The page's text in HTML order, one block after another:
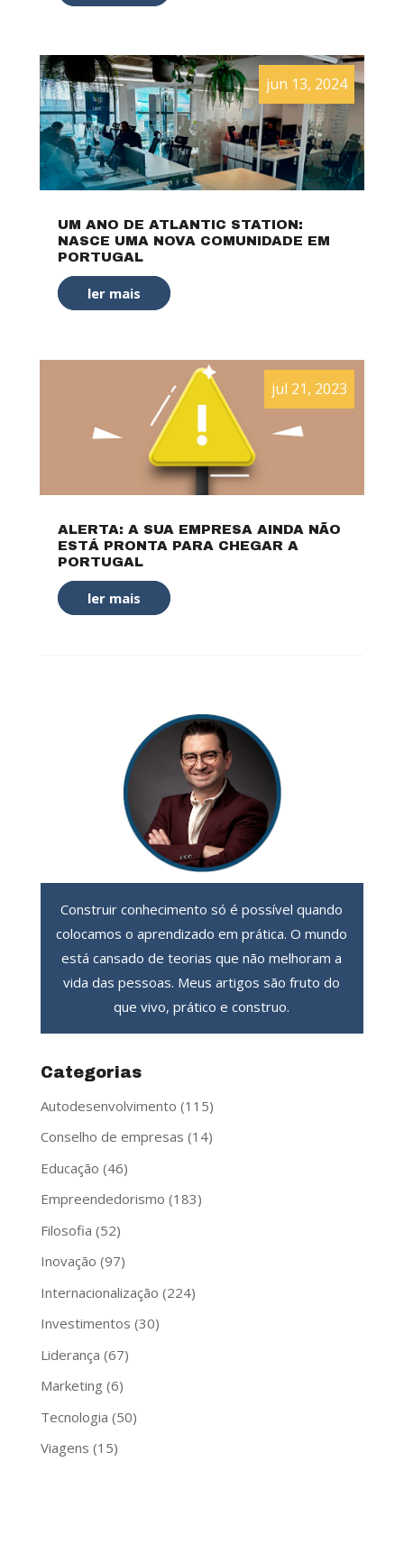
UM ANO DE ATLANTIC STATION:
NASCE UMA NOVA COMUNIDADE EM
PORTUGAL
jun 13, 2024
ler mais
ALERTA: A SUA EMPRESA AINDA NÃO
ESTÁ PRONTA PARA CHEGAR A
PORTUGAL
jul 21, 2023
ler mais
Construir conhecimento só é possível quando
colocamos o aprendizado em prática. O mundo
está cansado de teorias que não melhoram a
vida das pessoas. Meus artigos são fruto do
que vivo, prático e construo.
Categorias
Autodesenvolvimento (115)
Conselho de empresas (14)
Educação (46)
Empreendedorismo (183)
Filosofia (52)
Inovação (97)
Internacionalização (224)
Investimentos (30)
Liderança (67)
Marketing (6)
Tecnologia (50)
Viagens (15)